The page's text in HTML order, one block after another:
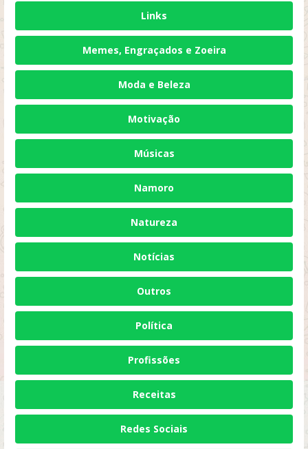
Links
Memes, Engraçados e Zoeira
Moda e Beleza
Motivação
Músicas
Namoro
Natureza
Notícias
Outros
Política
Profissões
Receitas
Redes Sociais